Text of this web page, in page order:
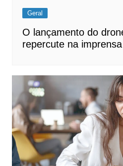
Geral
O lançamento do
repercute na